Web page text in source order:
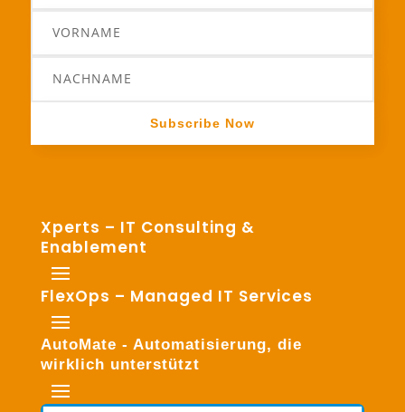
Subscribe Now
Xperts – IT Consulting &
Enablement
FlexOps – Managed IT Services
AutoMate - Automatisierung, die
wirklich unterstützt